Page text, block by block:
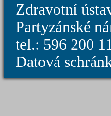
Zdravotní
Partyzánské
tel.: 596 200
Datová